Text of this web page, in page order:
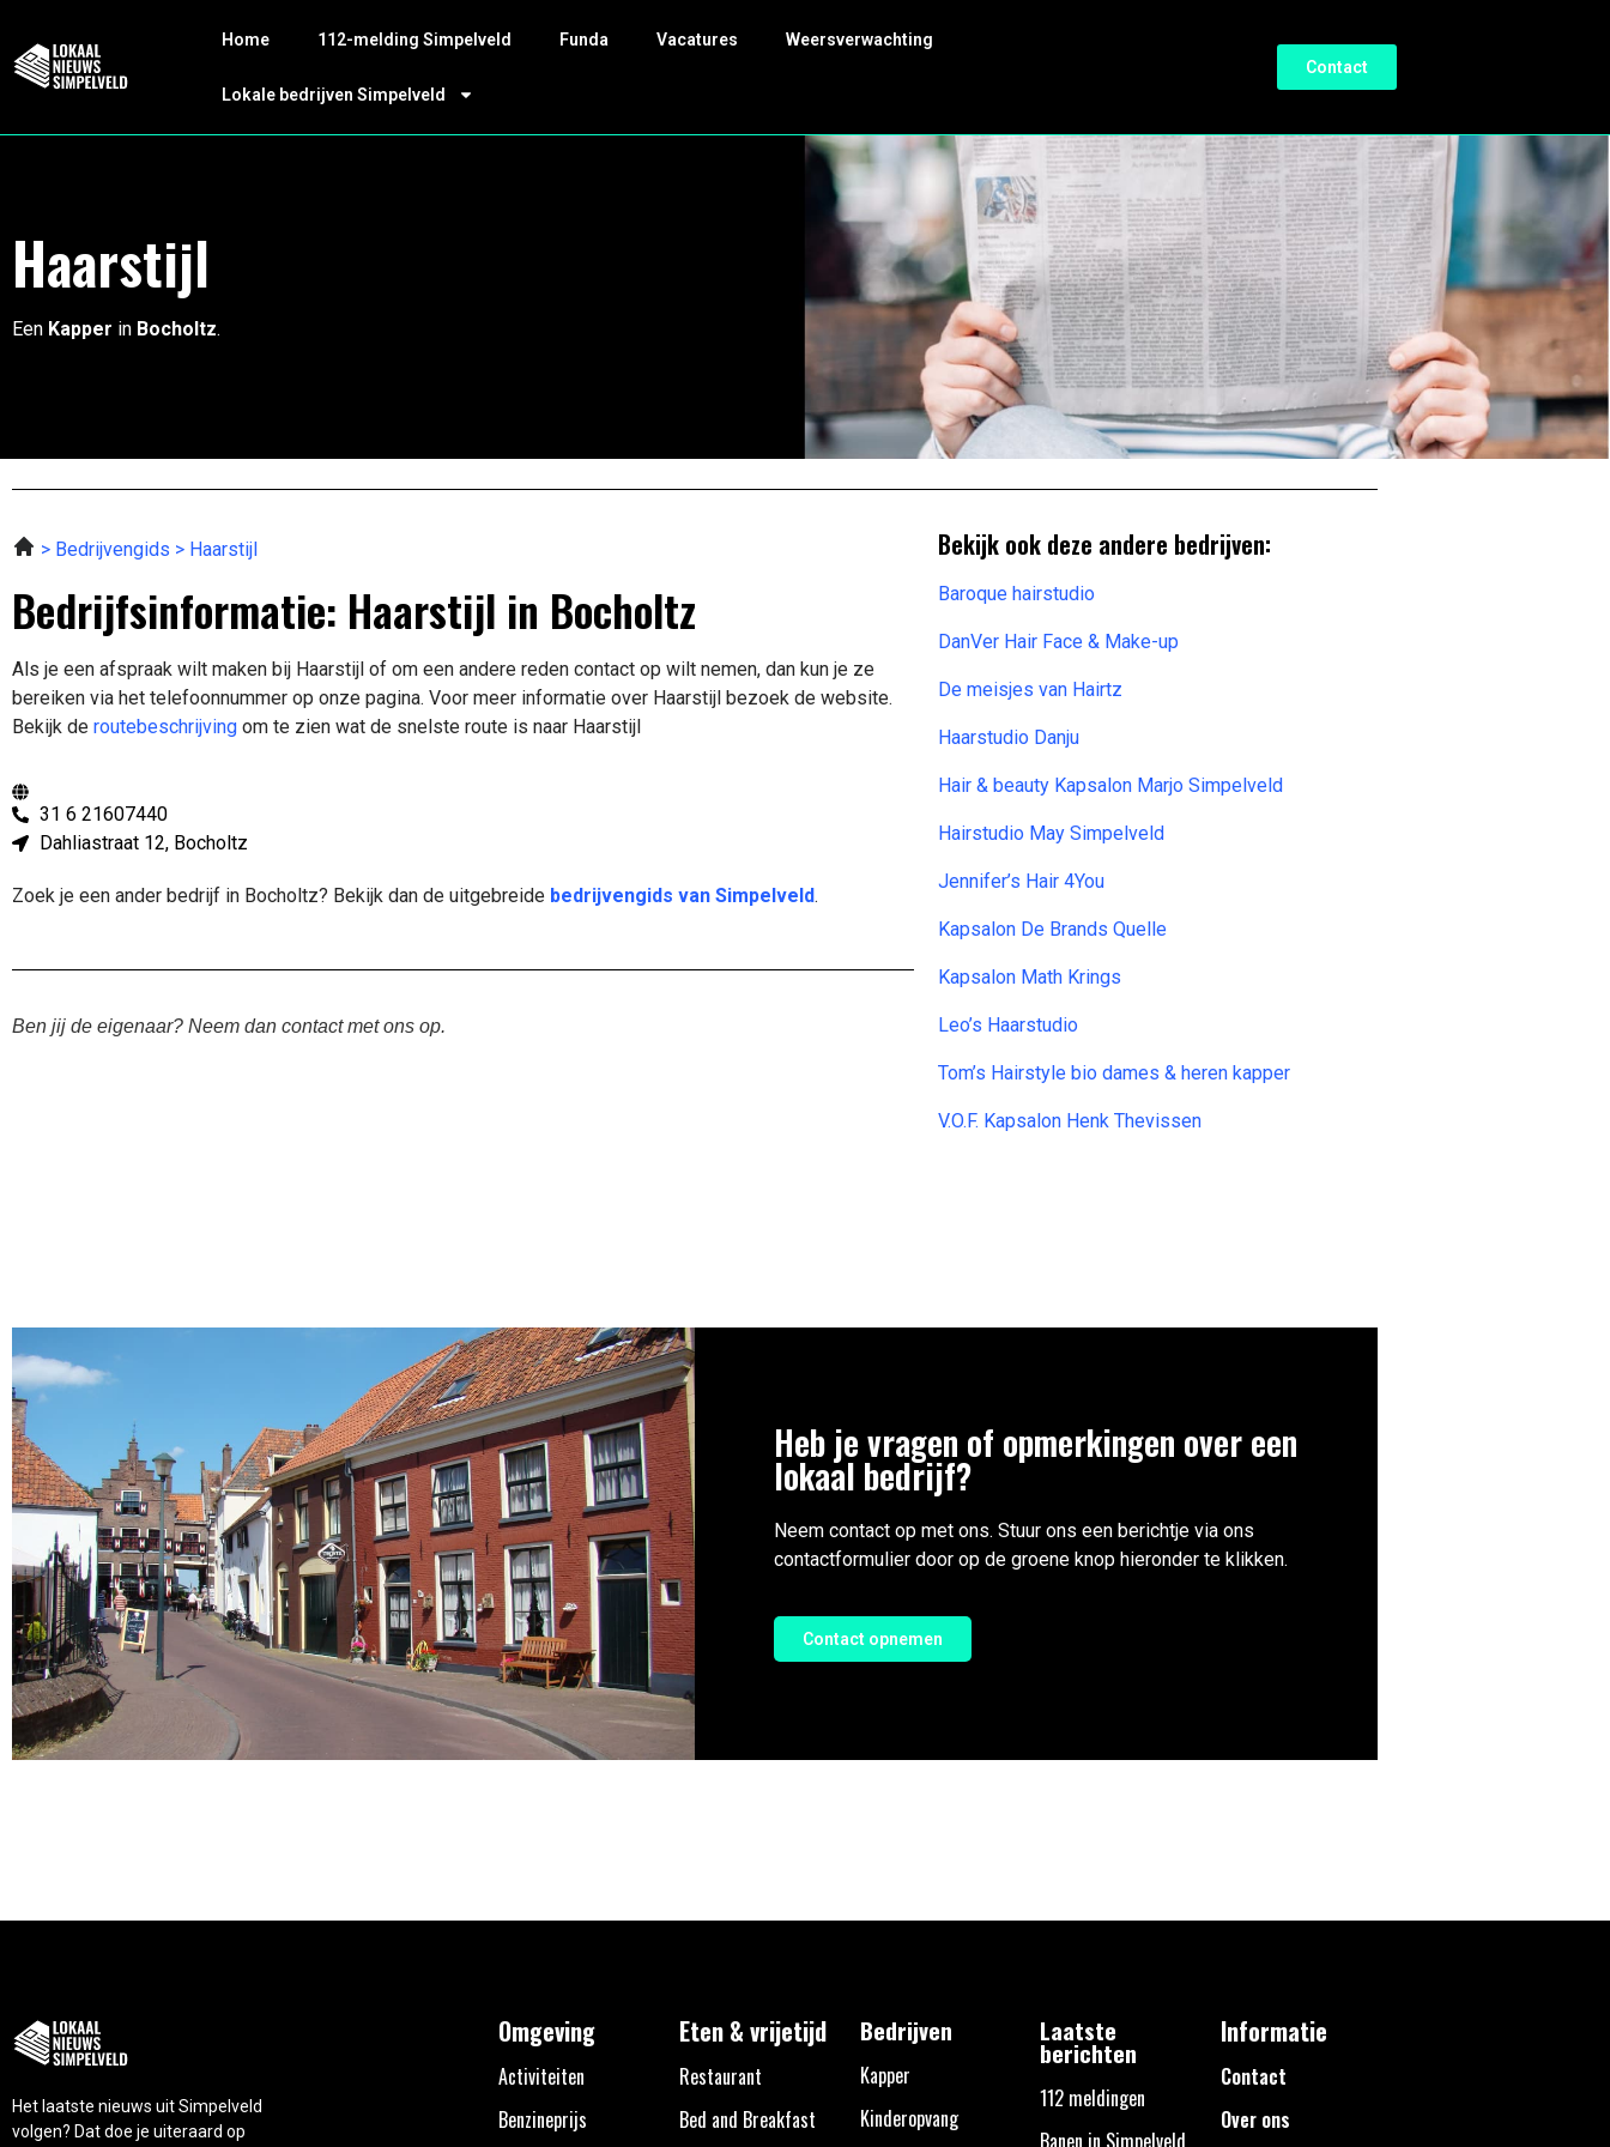
Home 112-melding Simpelveld Funda Vacatures Weersverwachting
Lokale bedrijven Simpelveld
Contact
Haarstijl
Een Kapper in Bocholtz.
Bedrijvengids Haarstijl
Bedrijfsinformatie: Haarstijl in Bocholtz
Als je een afspraak wilt maken bij Haarstijl of om een andere reden contact op wilt nemen, dan kun je ze
bereiken via het telefoonnummer op onze pagina. Voor meer informatie over Haarstijl bezoek de website.
Bekijk de routebeschrijving om te zien wat de snelste route is naar Haarstijl
31 6 21607440
Dahliastraat 12, Bocholtz
Zoek je een ander bedrijf in Bocholtz? Bekijk dan de uitgebreide bedrijvengids van Simpelveld.
Ben jij de eigenaar? Neem dan contact met ons op.
Bekijk ook deze andere bedrijven:
Baroque hairstudio
DanVer Hair Face & Make-up
De meisjes van Hairtz
Haarstudio Danju
Hair & beauty Kapsalon Marjo Simpelveld
Hairstudio May Simpelveld
Jennifer’s Hair 4You
Kapsalon De Brands Quelle
Kapsalon Math Krings
Leo’s Haarstudio
Tom’s Hairstyle bio dames & heren kapper
V.O.F. Kapsalon Henk Thevissen
Heb je vragen of opmerkingen over een
lokaal bedrijf?
Neem contact op met ons. Stuur ons een berichtje via ons
contactformulier door op de groene knop hieronder te klikken.
Contact opnemen
Het laatste nieuws uit Simpelveld
volgen? Dat doe je uiteraard op
Omgeving
Activiteiten
Benzineprijs
Eten & vrijetijd
Restaurant
Bed and Breakfast
Bedrijven
Kapper
Kinderopvang
Laatste
berichten
112 meldingen
Banen in Simpelveld
Informatie
Contact
Over ons